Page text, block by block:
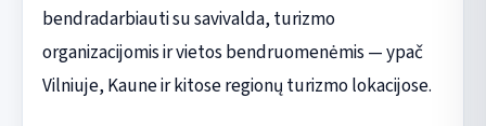
bendradarbiauti su savivalda, turizmo
organizacijomis ir vietos bendruomenėmis — ypač
Vilniuje, Kaune ir kitose regionų turizmo lokacijose.